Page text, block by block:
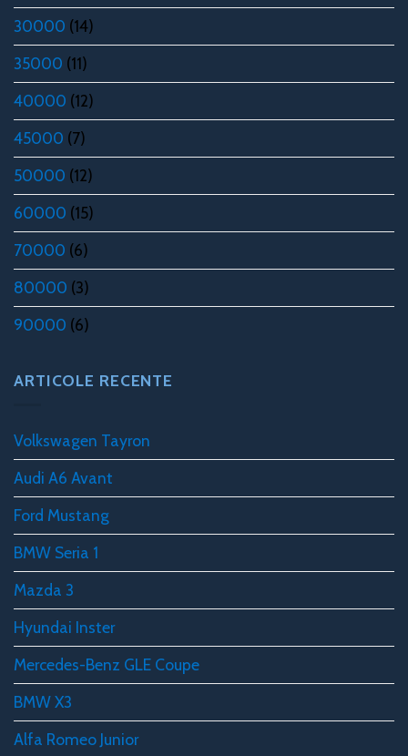
30000 (14)
35000 (11)
40000 (12)
45000 (7)
50000 (12)
60000 (15)
70000 (6)
80000 (3)
90000 (6)
ARTICOLE RECENTE
Volkswagen Tayron
Audi A6 Avant
Ford Mustang
BMW Seria 1
Mazda 3
Hyundai Inster
Mercedes-Benz GLE Coupe
BMW X3
Alfa Romeo Junior